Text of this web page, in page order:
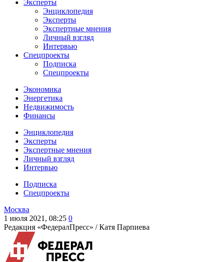
Эксперты
Энциклопедия
Эксперты
Экспертные мнения
Личный взгляд
Интервью
Спецпроекты
Подписка
Спецпроекты
Экономика
Энергетика
Недвижимость
Финансы
Энциклопедия
Эксперты
Экспертные мнения
Личный взгляд
Интервью
Подписка
Спецпроекты
Москва
1 июля 2021, 08:25 0
Редакция «ФедералПресс» /Катя Парпиева